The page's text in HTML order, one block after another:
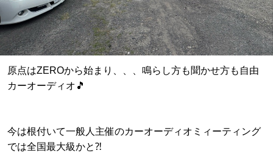
原点はZEROから始まり、、、鳴らし方も聞かせ方も自由
カーオーディオ🎵
今は根付いて一般人主催のカーオーディオミィーティング
では全国最大級かと⁈